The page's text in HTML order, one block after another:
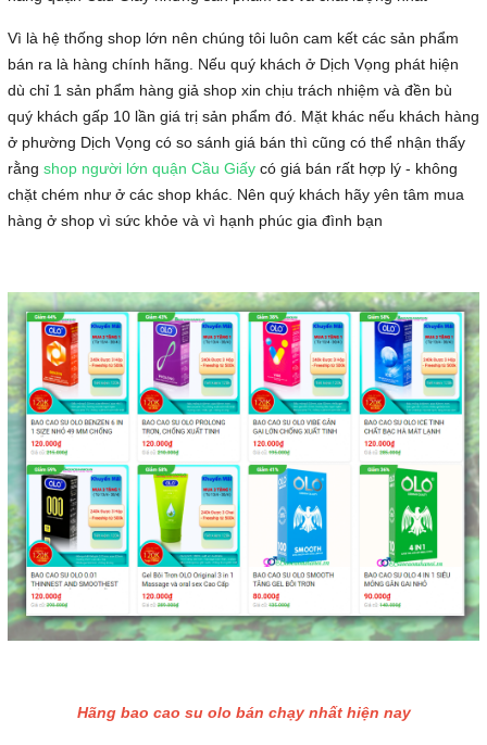
Vì là hệ thống shop lớn nên chúng tôi luôn cam kết các sản phẩm
bán ra là hàng chính hãng. Nếu quý khách ở Dịch Vọng phát hiện
dù chỉ 1 sản phẩm hàng giả shop xin chịu trách nhiệm và đền bù
quý khách gấp 10 lần giá trị sản phẩm đó. Mặt khác nếu khách hàng
ở phường Dịch Vọng có so sánh giá bán thì cũng có thể nhận thấy
rằng shop người lớn quận Cầu Giấy có giá bán rất hợp lý - không
chặt chém như ở các shop khác. Nên quý khách hãy yên tâm mua
hàng ở shop vì sức khỏe và vì hạnh phúc gia đình bạn
Hãng bao cao su olo bán chạy nhất hiện nay